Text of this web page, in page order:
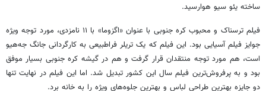
ساخته یئو سیو هوارسید.
فیلم ترسناک و محبوب کره جنوبی با عنوان «اگزوما» با ۱۱ نامزدی، مورد توجه ویژه
جوایز فیلم آسیایی بود. این فیلم که یک تریلر فراطبیعی به کارگردانی جانگ جه‌هیو
است، هم مورد توجه منتقدان قرار گرفت و هم در گیشه کره جنوبی بسیار موفق
بود و به پرفروش‌ترین فیلم سال این کشور تبدیل شد. اما این فیلم در نهایت تنها
دو جایزه بهترین طراحی لباس و بهترین جلوه‌های ویژه را به خانه برد.